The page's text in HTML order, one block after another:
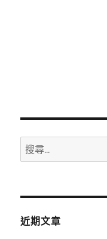
搜
尋
鍵
近期文章